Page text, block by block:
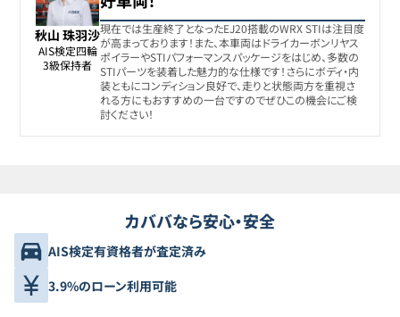
秋山 珠羽沙
AIS検定四輪
3級保持者
現在では生産終了となったEJ20搭載のWRX STIは注目度
が高まっております！また、本車両はドライカーボンリヤス
ポイラーやSTIパフォーマンスパッケージをはじめ、多数の
STIパーツを装着した魅力的な仕様です！さらにボディ・内
装ともにコンディション良好で、走りと状態両方を重視さ
れる方にもおすすめの一台ですのでぜひこの機会にご検
討ください！
カババなら安心・安全
AIS検定有資格者が査定済み
3.9%のローン利用可能